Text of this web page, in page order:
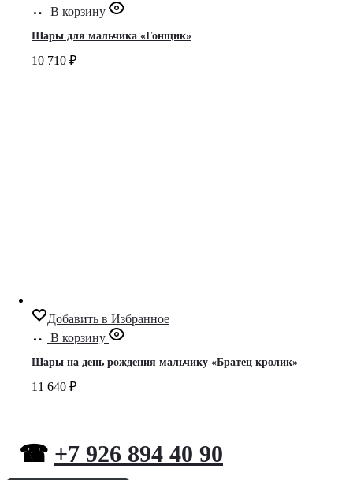
В корзину
Шары для мальчика «Гонщик»
10 710 ₽
Добавить в Избранное
В корзину
Шары на день рождения мальчику «Братец кролик»
11 640 ₽
☎ +7 926 894 40 90